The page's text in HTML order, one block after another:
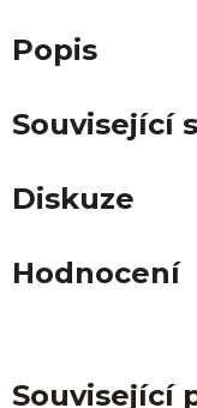
Popis
Související
Diskuze
Hodnocení
Související